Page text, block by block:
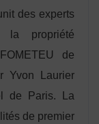
des experts
la propriété
de
Yvon Laurier
de Paris. La
de premier